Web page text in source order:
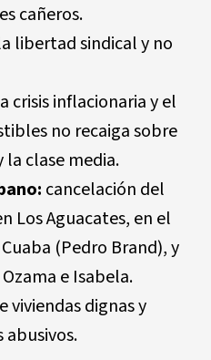
cañeros.
libertad sindical y no
crisis inflacionaria y el
no recaiga sobre
clase media.
: cancelación del
Los Aguacates, en el
(Pedro Brand), y
e Isabela.
viviendas dignas y